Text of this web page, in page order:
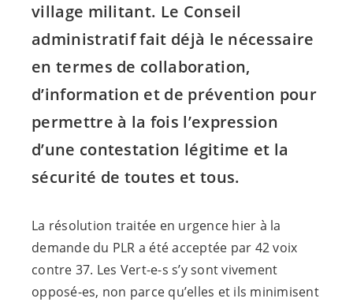
village militant. Le Conseil
administratif fait déjà le nécessaire
en termes de collaboration,
d’information et de prévention pour
permettre à la fois l’expression
d’une contestation légitime et la
sécurité de toutes et tous.
La résolution traitée en urgence hier à la
demande du PLR a été acceptée par 42 voix
contre 37. Les Vert-e-s s’y sont vivement
opposé-es, non parce qu’elles et ils minimisent